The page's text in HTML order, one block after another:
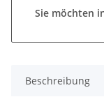
Sie möchten
Beschreibung